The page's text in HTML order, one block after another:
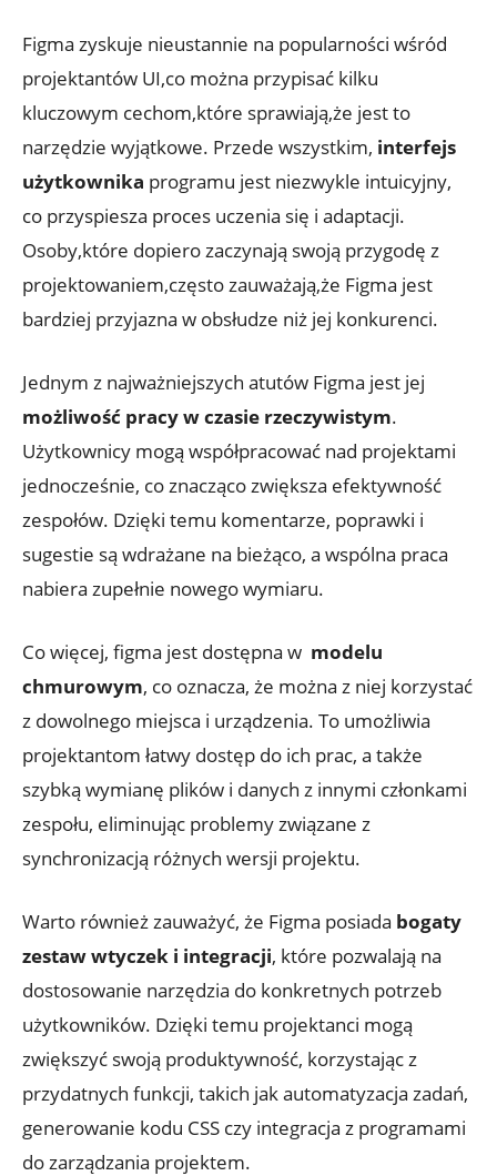
Figma ⁣zyskuje nieustannie na popularności⁤ wśród
projektantów⁤ UI,co‍ można przypisać kilku
kluczowym cechom,które sprawiają,że jest to
narzędzie wyjątkowe. Przede wszystkim, interfejs ​
użytkownika ⁢programu ⁢jest niezwykle intuicyjny,
co‌ przyspiesza ​proces uczenia ‍się i adaptacji.
Osoby,które dopiero ⁢zaczynają⁣ swoją⁤ przygodę ‍z
⁣projektowaniem,często zauważają,że Figma​ jest
bardziej ​przyjazna w⁤ obsłudze niż jej konkurenci.
Jednym ⁤z najważniejszych ‍atutów Figma jest jej ⁢
możliwość pracy w czasie rzeczywistym.
‍Użytkownicy mogą współpracować nad⁤ projektami
jednocześnie,‍ co​ znacząco zwiększa⁤ efektywność
zespołów. Dzięki temu ⁢komentarze, poprawki i
sugestie są ‌wdrażane na​ bieżąco, a ⁤wspólna praca
nabiera ‌zupełnie nowego‌ wymiaru.
Co więcej, figma jest ⁤dostępna ​w ‌ modelu
chmurowym, co oznacza, że⁤ można z niej⁤ korzystać
z dowolnego miejsca i ‌urządzenia.⁤ To​ umożliwia
‍projektantom łatwy dostęp do ich‍ prac, a także⁣
szybką wymianę plików⁤ i danych‌ z​ innymi członkami
zespołu, eliminując ⁤problemy ​związane⁢ z‍
synchronizacją różnych wersji ⁤projektu.
Warto również zauważyć, ‍że Figma posiada​ bogaty
zestaw wtyczek i⁤ integracji, które pozwalają na
dostosowanie narzędzia do konkretnych potrzeb
użytkowników. Dzięki temu projektanci mogą
zwiększyć swoją produktywność, ‍korzystając ​z
przydatnych funkcji, takich jak automatyzacja ‌zadań,⁤
generowanie kodu CSS czy integracja z programami
do⁢ zarządzania ⁣projektem.